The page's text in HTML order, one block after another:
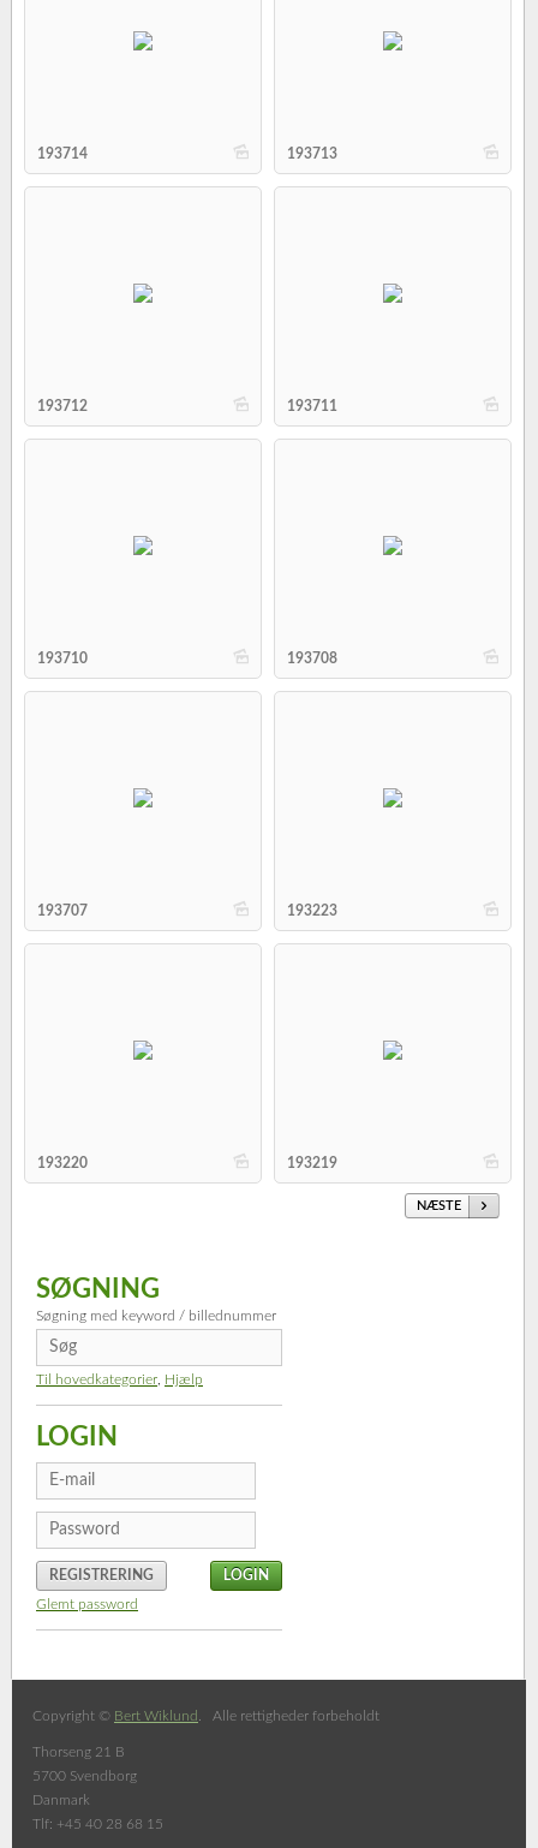
b
193714 b
193713
b
193712 b
193711
b
193710 b
193708
b
193707 b
193223
b
193220 b
193219
NÆSTE
SØGNING
Søgning med keyword / billednummer
Til hovedkategorier Hjælp
LOGIN
REGISTRERING
Glemt password
Copyright © Bert Wiklund . Alle rettigheder forbeholdt
Thorseng 21 B
5700 Svendborg
Danmark
Tlf: +45 40 28 68 15